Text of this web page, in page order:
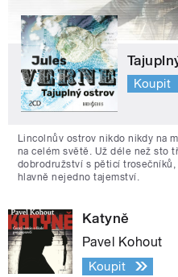
Koupit
Lincolnův ostrov nikdo nikdy na
na celém světě. Už déle než sto
dobrodružství s pěticí
hlavně nejedno tajemství.
Katyně
Pavel Kohout
Koupit